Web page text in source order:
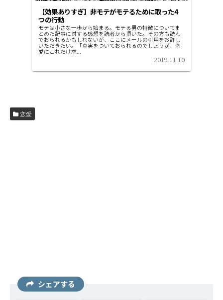
【効果ありすぎ】非モテがモテるために取った4
つの行動
モテは小さな一歩から始まる。モテる男の特徴についてま
とめた記事に対する感想を読者から頂いた。その方も読ん
でおられるかもしれないが、ここにメールの引用をお許し
いただきたい。「真実をついておられるのでしょうが、恋
愛にこれだけ求...
2019.11.10
恋愛
シェアする